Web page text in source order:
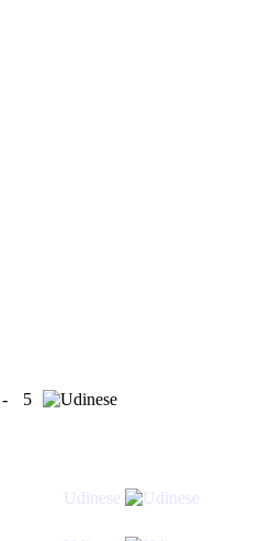
- 5
Udinese